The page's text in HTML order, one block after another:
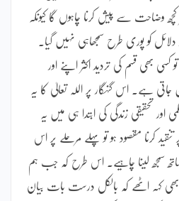
وضاحت سے پیش کرنا چاہوں گا کیونکہ
کو پوری طرح سمجھاہی نہیں گیا۔
بھی قسم کی تردید اکثر اپنے اور
ہے۔ اس گنہگار پر اللہ تعالیٰ کا یہ
تحقیقی زندگی کی ابتدا ہی میں یہ
کرنا مقصود ہو تو پہلے مرحلے پر اس
سمجھ لینا چاہیے۔ اس طرح کہ جب ہم
بھی کہہ اٹھے کہ بالکل درست بات بیان